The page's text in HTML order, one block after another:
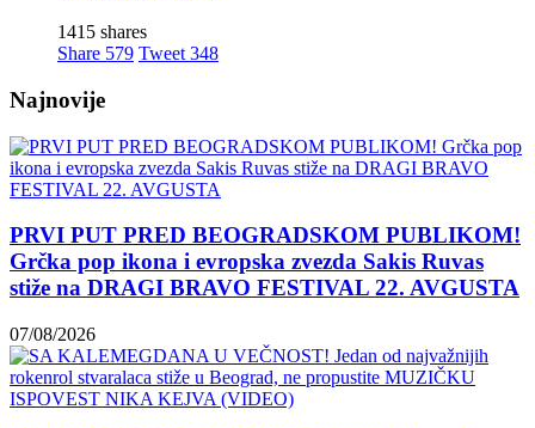
1415 shares
Share 579 Tweet 348
Najnovije
PRVI PUT PRED BEOGRADSKOM PUBLIKOM!
Grčka pop ikona i evropska zvezda Sakis Ruvas
stiže na DRAGI BRAVO FESTIVAL 22. AVGUSTA
07/08/2026